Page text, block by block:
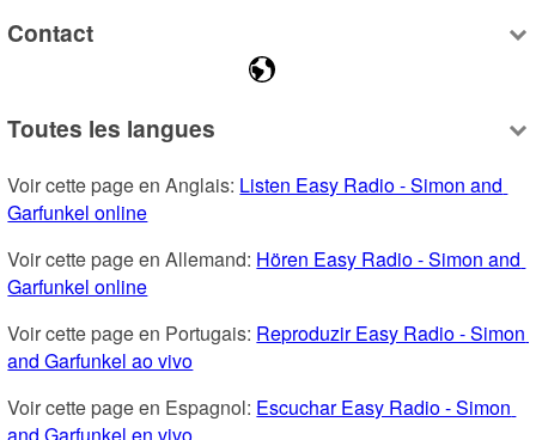
Contact
Toutes les langues
Voir cette page en Anglais: Listen Easy Radio - Simon and
Garfunkel online
Voir cette page en Allemand: Hören Easy Radio - Simon and
Garfunkel online
Voir cette page en Portugais: Reproduzir Easy Radio - Simon
and Garfunkel ao vivo
Voir cette page en Espagnol: Escuchar Easy Radio - Simon
and Garfunkel en vivo